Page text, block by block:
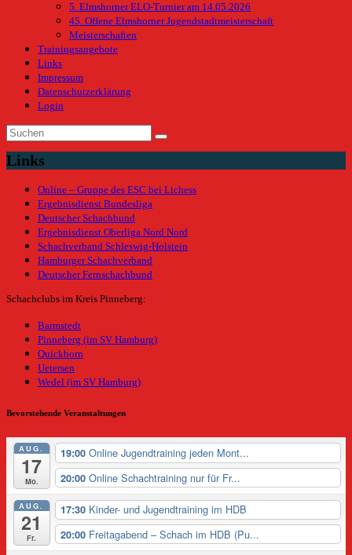
5. Elmshorner ELO-Turnier am 14.05.2026
45. Offene Elmshorner Jugendstadtmeisterschaft
Meisterschaften
Trainingsangebote
Links
Impressum
Datenschutzerklärung
Login
Links
Online – Gruppe des ESC bei Lichess
Ergebnisdienst Bundesliga
Deutscher Schachbund
Ergebnisdienst Oberliga Nord Nord
Schachverband Schleswig-Holstein
Hamburger Schachverband
Deutscher Fernschachbund
Schachclubs im Kreis Pinneberg:
Barmstedt
Pinneberg (im SV Hamburg)
Quickborn
Uetersen
Wedel (im SV Hamburg)
Bevorstehende Veranstaltungen
AUG.
17
Mo.
19:00 Online Jugendtraining jeden Mont...
20:00 Online Schachtraining nur für Fr...
AUG.
21
Fr.
17:30 Kinder- und Jugendtraining im HDB
20:00 Freitagabend – Schach im HDB (Pu...